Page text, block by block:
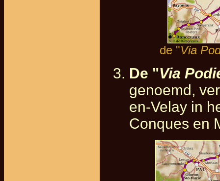
de "Via
De "Via
genoemd,
en-Velay in
Conques en